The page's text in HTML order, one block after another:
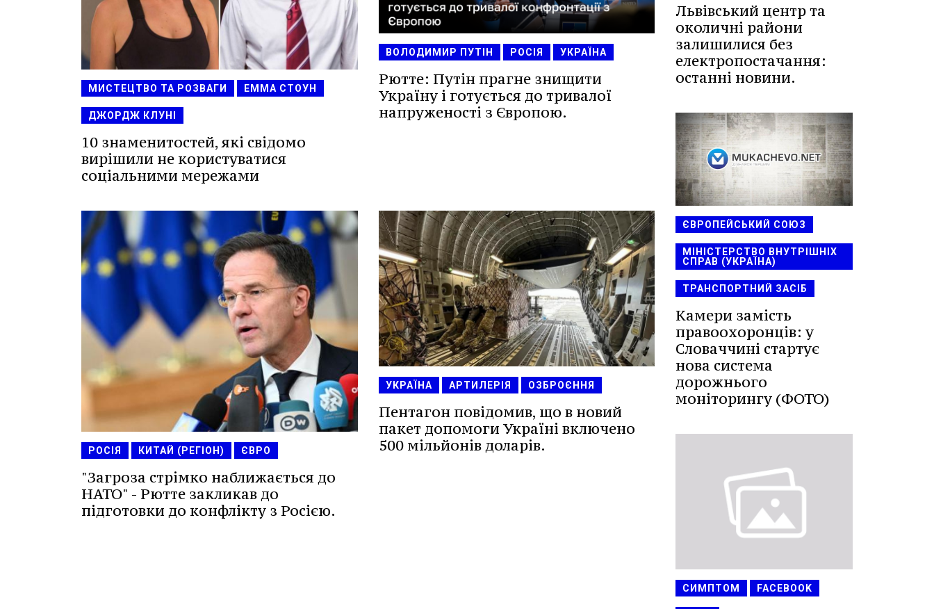
МИСТЕЦТВО ТА РОЗВАГИ ЕММА СТОУН
ДЖОРДЖ КЛУНІ
10 знаменитостей, які свідомо
вирішили не користуватися
соціальними мережами
ВОЛОДИМИР ПУТІН РОСІЯ УКРАЇНА
Рютте: Путін прагне знищити
Україну і готується до тривалої
напруженості з Європою.
РОСІЯ КИТАЙ (РЕГІОН) ЄВРО
"Загроза стрімко наближається до
НАТО" - Рютте закликав до
підготовки до конфлікту з Росією.
УКРАЇНА АРТИЛЕРІЯ ОЗБРОЄННЯ
Пентагон повідомив, що в новий
пакет допомоги Україні включено
500 мільйонів доларів.
Львівський центр та
околичні райони
залишилися без
електропостачання:
останні новини.
ЄВРОПЕЙСЬКИЙ СОЮЗ
МІНІСТЕРСТВО ВНУТРІШНІХ
СПРАВ (УКРАЇНА)
ТРАНСПОРТНИЙ ЗАСІБ
Камери замість
правоохоронців: у
Словаччині стартує
нова система
дорожнього
моніторингу (ФОТО)
СИМПТОМ FACEBOOK